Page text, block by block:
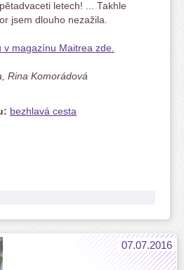
letech! ... Takhle
jsem dlouho nezažila.
v magazínu Maitrea zde.
Rina Komorádová
bezhlavá cesta
07.07.2016